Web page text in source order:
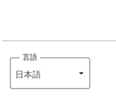
言語
日本語‎